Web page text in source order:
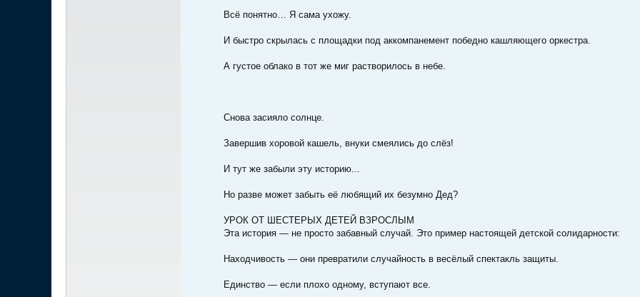
Всё понятно… Я сама ухожу.
И быстро скрылась с площадки под аккомпанемент победно кашляющего оркестра.
А густое облако в тот же миг растворилось в небе.
Снова засияло солнце.
Завершив хоровой кашель, внуки смеялись до слёз!
И тут же забыли эту историю...
Но разве может забыть её любящий их безумно Дед?
УРОК ОТ ШЕСТЕРЫХ ДЕТЕЙ ВЗРОСЛЫМ
Эта история — не просто забавный случай. Это пример настоящей детской солидарности:
Находчивость — они превратили случайность в весёлый спектакль защиты.
Единство — если плохо одному, вступают все.